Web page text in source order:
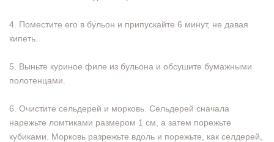
4. Поместите его в бульон и припускайте 6 минут, не давая
кипеть.
5. Выньте куриное филе из бульона и обсушите бумажными
полотенцами.
6. Очистите сельдерей и морковь. Сельдерей сначала
нарежьте ломтиками размером 1 см, а затем порежьте
кубиками. Морковь разрежьте вдоль и порежьте, как селдерей,